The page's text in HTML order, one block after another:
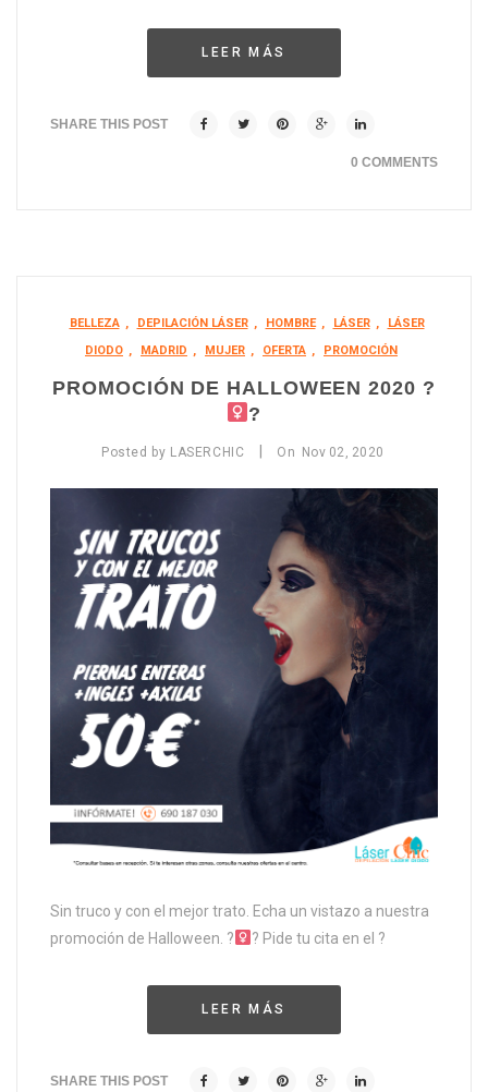
LEER MÁS
SHARE THIS POST
0 COMMENTS
BELLEZA DEPILACIÓN LÁSER HOMBRE LÁSER
LÁSER
DIODO
MADRID MUJER OFERTA PROMOCIÓN
PROMOCIÓN DE HALLOWEEN 2020 ?‍
?
Posted by LASERCHIC On Nov 02, 2020
Sin truco y con el mejor trato. Echa un vistazo a nuestra
promoción de Halloween. ?‍
? Pide tu cita en el ?
LEER MÁS
SHARE THIS POST